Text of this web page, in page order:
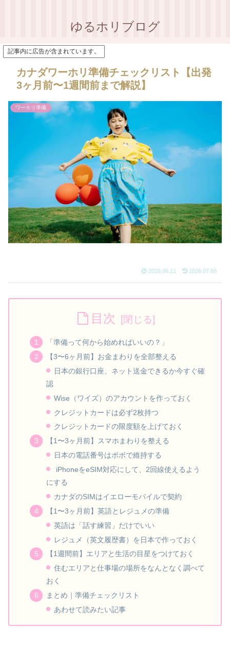
ゆるホリブログ
記事内に広告が含まれています。
カナダワーホリ準備チェックリスト【出発
3ヶ月前〜1週間前まで解説】
ワーホリ準備
2026.06.11 2026.07.05
目次
「準備って何から始めればいいの？」
【3〜6ヶ月前】お金まわりを全部整える
日本の銀行口座、ネット送金できるか今すぐ確
認
Wise（ワイズ）のアカウントを作っておく
クレジットカードは必ず2枚持つ
クレジットカードの限度額を上げておく
【1〜3ヶ月前】スマホまわりを整える
日本の電話番号はポボで維持する
iPhoneをeSIM対応にして、2回線使えるよう
にする
カナダのSIMはイエローモバイルで契約
【1〜3ヶ月前】英語とレジュメの準備
英語は「話す練習」だけでいい
レジュメ（英文履歴書）を日本で作っておく
【1週間前】エリアと生活の目星をつけておく
住むエリアと仕事場の場所をなんとなく調べて
おく
まとめ｜準備チェックリスト
あわせて読みたい記事